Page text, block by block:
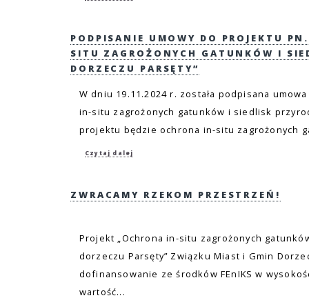
PODPISANIE UMOWY DO PROJEKTU
SITU ZAGROŻONYCH GATUNKÓW I
DORZECZU PARSĘTY”
W dniu 19.11.2024 r. została podpisana
in-situ zagrożonych gatunków i siedlisk
projektu będzie ochrona in-situ zagrożonych
Czytaj dalej
ZWRACAMY RZEKOM PRZESTRZEŃ!
Projekt „Ochrona in-situ zagrożonych
dorzeczu Parsęty” Związku Miast i Gmin
dofinansowanie ze środków FEnIKS w
wartość...